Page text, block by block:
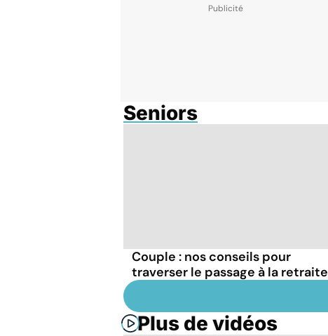
Seniors
Couple : nos conseils pour
traverser le passage à la retraite
Plus de vidéos